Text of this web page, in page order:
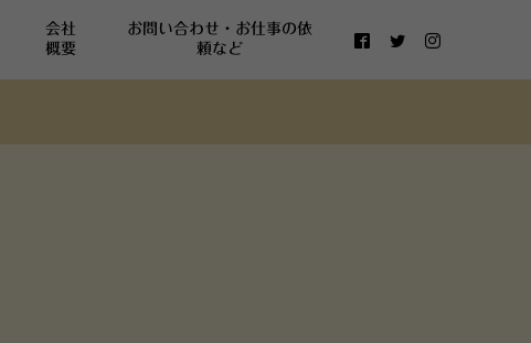
会社
概要
お問い合わせ・お仕事の依
頼など